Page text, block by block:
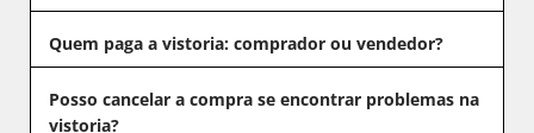
Quem paga a vistoria: comprador ou vendedor?
Posso cancelar a compra se encontrar problemas na
vistoria?